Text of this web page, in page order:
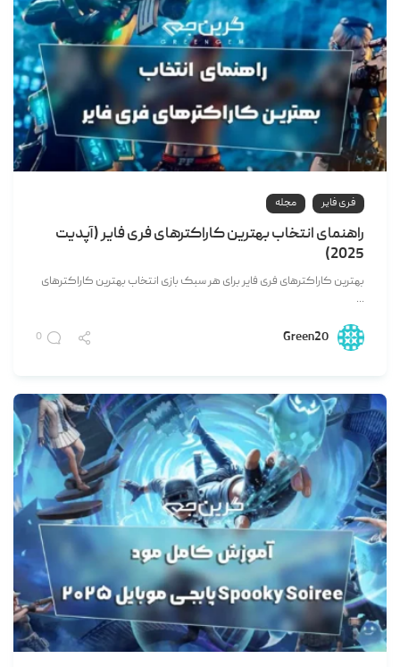
فری فایر مجله
راهنمای انتخاب بهترین کاراکترهای فری فایر (آپدیت
2025)
بهترین کاراکترهای فری فایر برای هر سبک بازی انتخاب بهترین کاراکترهای
...
Green20
0